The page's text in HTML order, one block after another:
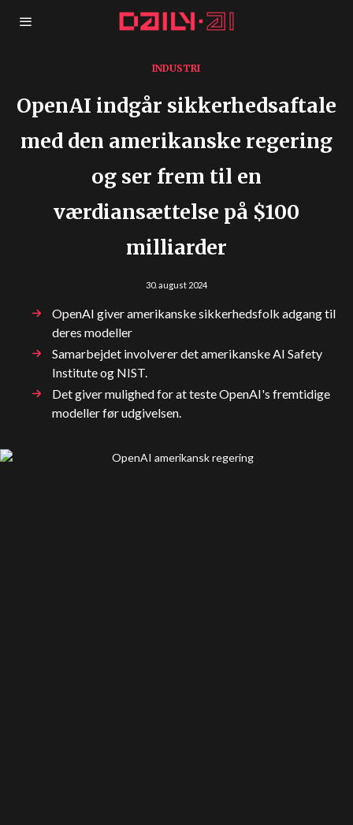
INDUSTRI
OpenAI indgår sikkerhedsaftale
med den amerikanske regering
og ser frem til en
værdiansættelse på $100
milliarder
30. august 2024
OpenAI giver amerikanske sikkerhedsfolk adgang til
deres modeller
Samarbejdet involverer det amerikanske AI Safety
Institute og NIST.
Det giver mulighed for at teste OpenAI's fremtidige
modeller før udgivelsen.